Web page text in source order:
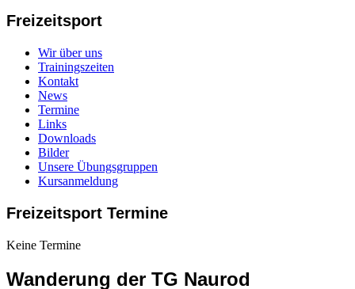
Freizeitsport
Wir über uns
Trainingszeiten
Kontakt
News
Termine
Links
Downloads
Bilder
Unsere Übungsgruppen
Kursanmeldung
Freizeitsport Termine
Keine Termine
Wanderung der TG Naurod